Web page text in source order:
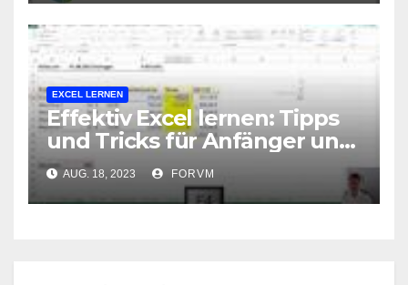
EXCEL LERNEN
Effektiv Excel lernen: Tipps
und Tricks für Anfänger und
Fortgeschrittene
AUG. 18, 2023 FORVM